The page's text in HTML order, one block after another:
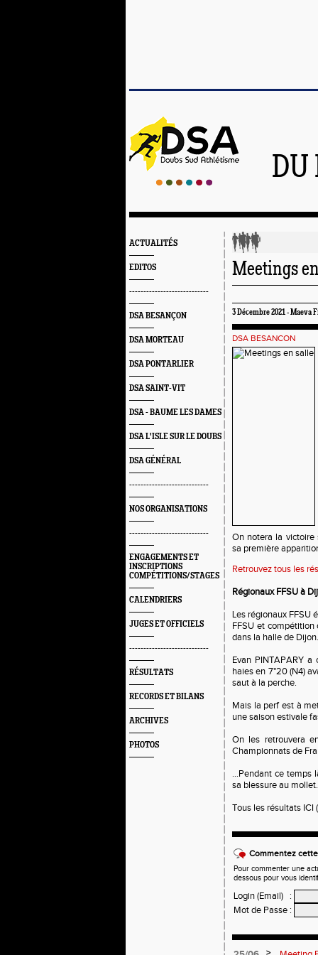
DU
ACTUALITÉS
EDITOS
----------------------------
DSA BESANÇON
DSA MORTEAU
DSA PONTARLIER
DSA SAINT-VIT
DSA - BAUME LES DAMES
DSA L'ISLE SUR LE DOUBS
DSA GÉNÉRAL
----------------------------
NOS ORGANISATIONS
----------------------------
ENGAGEMENTS ET
INSCRIPTIONS
COMPÉTITIONS/STAGES
CALENDRIERS
JUGES ET OFFICIELS
----------------------------
RÉSULTATS
RECORDS ET BILANS
ARCHIVES
PHOTOS
Meetings
3 Décembre 2021 - Maeva
DSA BESANCON
On notera la victoire
sa première
Retrouvez tous les
Régionaux FFSU à
Les régionaux FFSU
FFSU et
dans la halle de Dijon.
Evan PINTAPARY
haies en 7"20 (N4)
saut à la perche.
Mais la perf est à
une saison estivale
On les retrouvera
Championnats de
...Pendant ce temps
sa blessure au mollet.
Tous les résultats ICI
Commentez
Pour commenter une
dessous pour vous
Login (Email)
:
Mot de Passe :